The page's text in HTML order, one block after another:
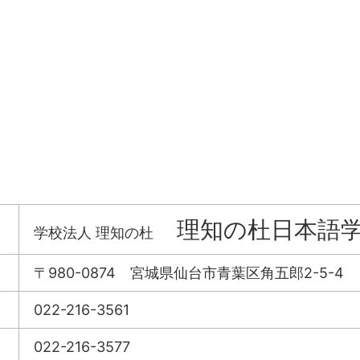
学校法人 理知の杜 理知の杜日本語
〒980-0874 宮城県仙台市青葉区角五郎2-5-4
022-216-3561
022-216-3577